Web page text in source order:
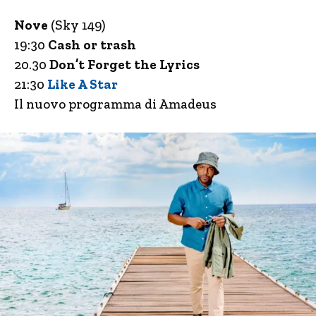
Nove (Sky 149)
19:30 Cash or trash
20.30 Don’t Forget the Lyrics
21:30 Like A Star
Il nuovo programma di Amadeus